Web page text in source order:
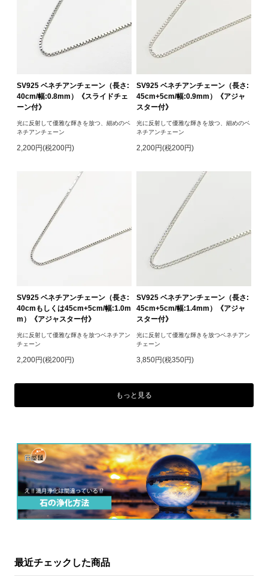
SV925 ベネチアンチェーン（長さ:
40cm/幅:0.8mm）《スライドチェ
ーン付》
光に反射して優雅な輝きを放つ、細めのベ
ネチアンチェーン
2,200円(税200円)
SV925 ベネチアンチェーン（長さ:
45cm+5cm/幅:0.9mm）《アジャ
スター付》
光に反射して優雅な輝きを放つ、細めのベ
ネチアンチェーン
2,200円(税200円)
SV925 ベネチアンチェーン（長さ:
40cmもしくは45cm+5cm/幅:1.0m
m）《アジャスター付》
光に反射して優雅な輝きを放つベネチアン
チェーン
2,200円(税200円)
SV925 ベネチアンチェーン（長さ:
45cm+5cm/幅:1.4mm）《アジャ
スター付》
光に反射して優雅な輝きを放つベネチアン
チェーン
3,850円(税350円)
もっと見る
最近チェックした商品